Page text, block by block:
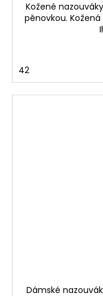
Kožené
pěnovkou. Kožená
42
Dámské